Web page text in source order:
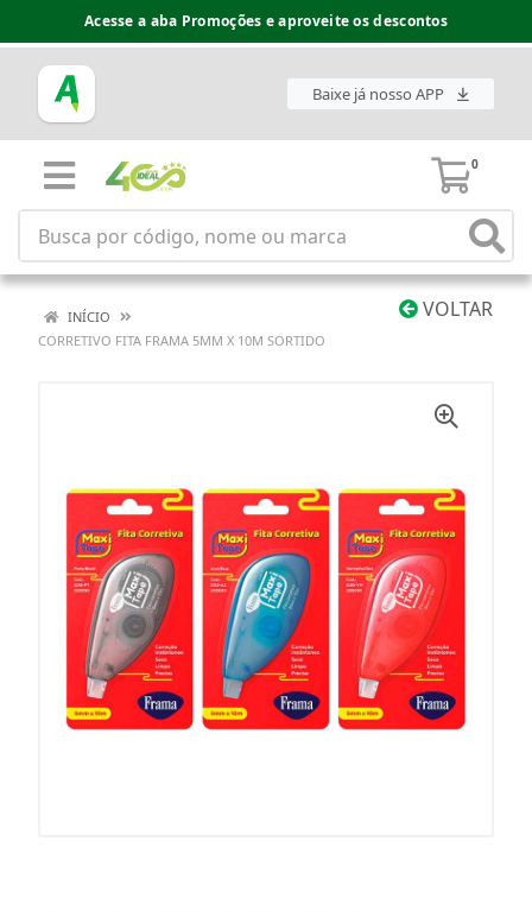
Acesse a aba Promoções e aproveite os descontos
Baixe já nosso APP
0
VOLTAR
INÍCIO
CORRETIVO FITA FRAMA 5MM X 10M SORTIDO